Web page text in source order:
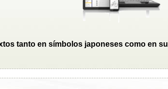
tanto en símbolos japoneses como en su